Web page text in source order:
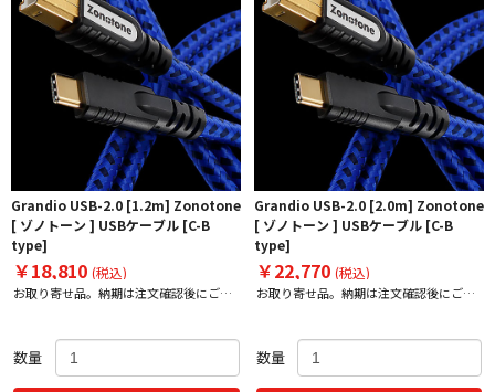
Grandio USB-2.0 [1.2m] Zonotone
[ ゾノトーン ] USBケーブル [C-B
type]
￥18,810 (税込)
お取り寄せ品。納期は注文確認後にご案
数量
Grandio USB-2.0 [2.0m] Zonotone
[ ゾノトーン ] USBケーブル [C-B
type]
￥22,770 (税込)
お取り寄せ品。納期は注文確認後にご案
数量